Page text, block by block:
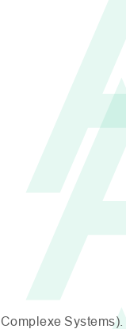
Complexe Systems